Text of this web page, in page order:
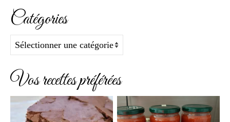
Catégories
Catégories
Vos recettes préférées